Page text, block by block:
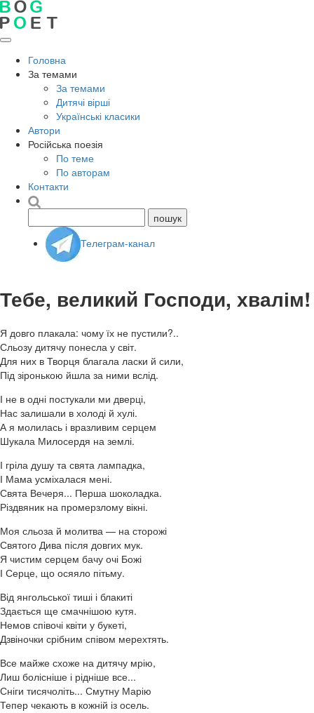
Головна
За темами
За темами
Дитячі вірші
Українські класики
Автори
Російська поезія
По теме
По авторам
Контакти
Телеграм-канал
Тебе, великий Господи, хвалім!
Я довго плакала: чому їх не пустили?..
Сльозу дитячу понесла у світ.
Для них в Творця благала ласки й сили,
Під зіронькою йшла за ними вслід.
І не в одні постукали ми дверці,
Нас залишали в холоді й хулі.
А я молилась і вразливим серцем
Шукала Милосердя на землі.
І гріла душу та свята лампадка,
І Мама усміхалася мені.
Свята Вечеря... Перша шоколадка.
Різдвяник на промерзлому вікні.
Моя сльоза й молитва — на сторожі
Святого Дива після довгих мук.
Я чистим серцем бачу очі Божі
І Серце, що осяяло пітьму.
Від янгольської тиші і блакиті
Здається ще смачнішою кутя.
Немов співочі квіти у букеті,
Дзвіночки срібним співом мерехтять.
Все майже схоже на дитячу мрію,
Лиш болісніше і рідніше все...
Сніги тисячоліть... Смутну Марію
Тепер чекають в кожній із осель.